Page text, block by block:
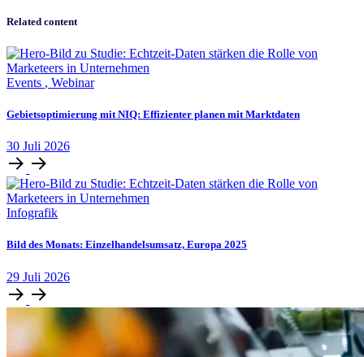
Related content
Events , Webinar
Gebietsoptimierung mit NIQ: Effizienter planen mit Marktdaten
30 Juli 2026
Infografik
Bild des Monats: Einzelhandelsumsatz, Europa 2025
29 Juli 2026